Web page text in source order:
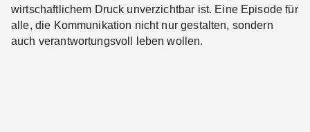
wirtschaftlichem Druck unverzichtbar ist. Eine Episode für
alle, die Kommunikation nicht nur gestalten, sondern
auch verantwortungsvoll leben wollen.